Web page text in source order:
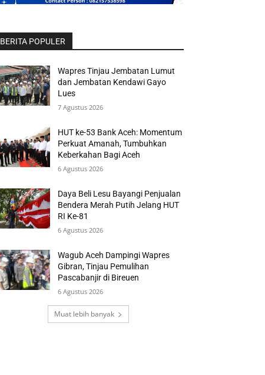
BERITA POPULER
Wapres Tinjau Jembatan Lumut
dan Jembatan Kendawi Gayo
Lues
7 Agustus 2026
HUT ke-53 Bank Aceh: Momentum
Perkuat Amanah, Tumbuhkan
Keberkahan Bagi Aceh
6 Agustus 2026
Daya Beli Lesu Bayangi Penjualan
Bendera Merah Putih Jelang HUT
RI Ke-81
6 Agustus 2026
Wagub Aceh Dampingi Wapres
Gibran, Tinjau Pemulihan
Pascabanjir di Bireuen
6 Agustus 2026
Muat lebih banyak